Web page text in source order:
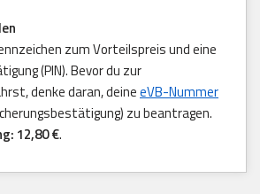
zum Vorteilspreis und eine
(PIN). Bevor du zur
denke daran, deineeVB-Nummer
zu beantragen.
12,80 €.